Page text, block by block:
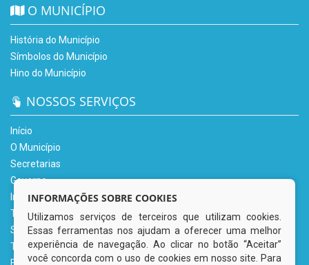
O MUNICÍPIO
História do Município
Símbolos do Município
Hino do Município
NOSSOS SERVIÇOS
Início
O Município
Secretarias
Governo
Informe-se
Transparência
Serviços Digitais
Tributário
INFORMAÇÕES SOBRE COOKIES
Utilizamos serviços de terceiros que utilizam cookies.
Essas ferramentas nos ajudam a oferecer uma melhor
experiência de navegação. Ao clicar no botão “Aceitar”
você concorda com o uso de cookies em nosso site. Para